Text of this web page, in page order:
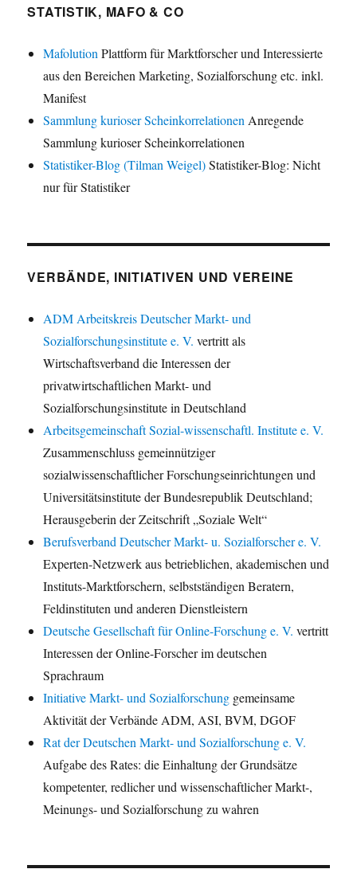
STATISTIK, MAFO & CO
MafolutionPlattform für Marktforscher und Interessierte
aus den Bereichen Marketing, Sozialforschung etc. inkl.
Manifest
Sammlung kurioser ScheinkorrelationenAnregende
Sammlung kurioser Scheinkorrelationen
Statistiker-Blog (Tilman Weigel)Statistiker-Blog: Nicht
nur für Statistiker
VERBÄNDE, INITIATIVEN UND VEREINE
ADM Arbeitskreis Deutscher Markt- und
Sozialforschungsinstitute e. V. vertritt als
Wirtschaftsverband die Interessen der
privatwirtschaftlichen Markt- und
Sozialforschungsinstitute in Deutschland
Arbeitsgemeinschaft Sozial-wissenschaftl. Institute e. V.
Zusammenschluss gemeinnütziger
sozialwissenschaftlicher Forschungseinrichtungen und
Universitätsinstitute der Bundesrepublik Deutschland;
Herausgeberin der Zeitschrift „Soziale Welt“
Berufsverband Deutscher Markt- u. Sozialforscher e. V.
Experten-Netzwerk aus betrieblichen, akademischen und
Instituts-Marktforschern, selbstständigen Beratern,
Feldinstituten und anderen Dienstleistern
Deutsche Gesellschaft für Online-Forschung e. V. vertritt
Interessen der Online-Forscher im deutschen
Sprachraum
Initiative Markt- und Sozialforschung gemeinsame
Aktivität der Verbände ADM, ASI, BVM, DGOF
Rat der Deutschen Markt- und Sozialforschung e. V.
Aufgabe des Rates: die Einhaltung der Grundsätze
kompetenter, redlicher und wissenschaftlicher Markt-,
Meinungs- und Sozialforschung zu wahren